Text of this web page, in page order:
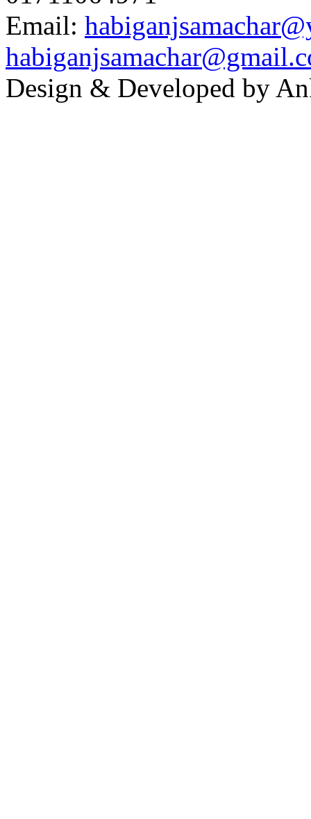
Email:
Design & Developed by